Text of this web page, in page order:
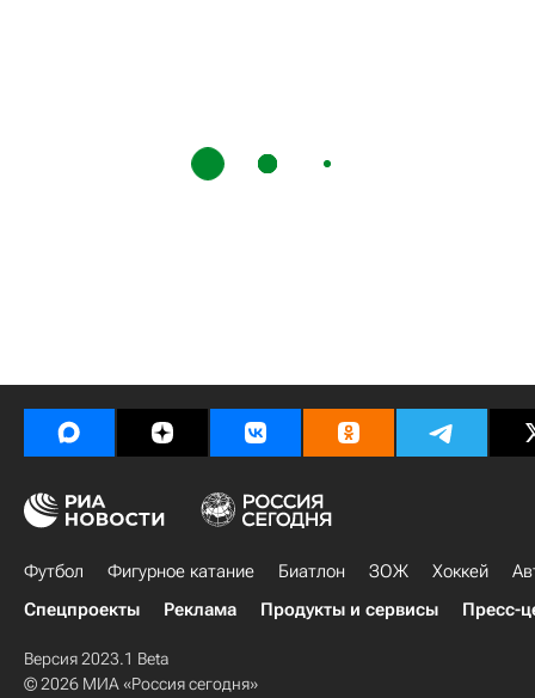
Футбол Фигурное катание Биатлон ЗОЖ Хоккей
Спецпроекты
Реклама Продукты и сервисы Пресс-
Версия 2023.1 Beta
© 2026 МИА «Россия сегодня»